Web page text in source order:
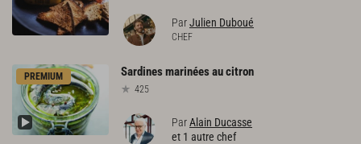
ParJulien Duboué
CHEF
PREMIUM Sardinesmarinéesaucitron
425
ParAlain Ducasse
et 1 autre chef